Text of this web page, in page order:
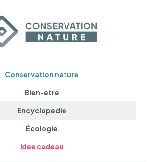
Conservation nature
Bien-être
Encyclopédie
Écologie
Idée cadeau